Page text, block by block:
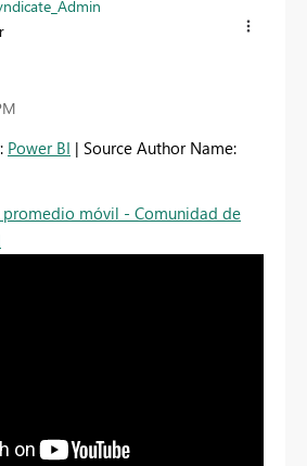
Power BI | Source Author Name:
móvil - Comunidad de